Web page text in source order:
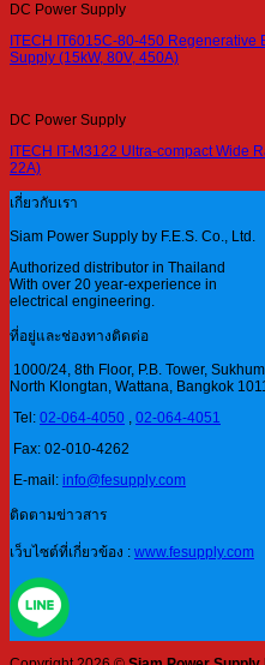
DC Power Supply
ITECH IT6015C-80-450
Supply (15kW, 80V, 450A)
DC Power Supply
ITECH IT-M3122 Ultra-compact Wide
22A)
เกี่ยวกับเรา
Siam Power Supply by F.E.S. Co., Ltd.
Authorized distributor in Thailand
With over 20 year-experience in
electrical engineering.
ที่อยู่และช่องทางติดต่อ
1000/24, 8th Floor, P.B. Tower,
North Klongtan, Wattana, Bangkok
Tel: 02-064-4050 , 02-064-4051
Fax: 02-010-4262
E-mail: info@fesupply.com
ติดตามข่าวสาร
เว็บไซต์ที่เกี่ยวข้อง : www.fesupply.com